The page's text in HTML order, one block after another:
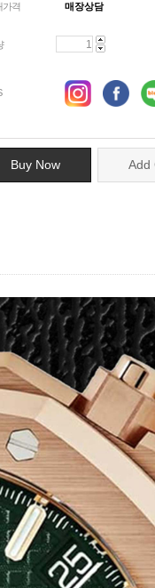
가격
매장상담
Buy Now Add